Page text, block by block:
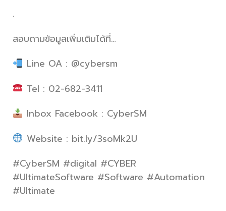
.
สอบถามข้อมูลเพิ่มเติมได้ที่…
Line OA : @cybersm
Tel : 02-682-3411
Inbox Facebook : CyberSM
Website : bit.ly/3soMk2U
#CyberSM #digital #CYBER
#UltimateSoftware #Software #Automation
#Ultimate